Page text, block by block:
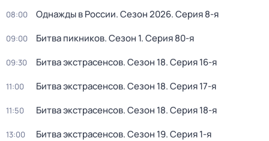
08:00 Однажды в России. Сезон 2026. Серия 8-я
09:00 Битва пикников. Сезон 1. Серия 80-я
09:30 Битва экстрасенсов. Сезон 18. Серия 16-я
11:00 Битва экстрасенсов. Сезон 18. Серия 17-я
11:50 Битва экстрасенсов. Сезон 18. Серия 18-я
13:00 Битва экстрасенсов. Сезон 19. Серия 1-я